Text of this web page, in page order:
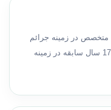
متخصص در زمینه جرائم
رایانه ای و دعاوی بانکی و ملکی با بیش از 17 سال سابقه در زمینه